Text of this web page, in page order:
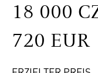
18 000
720 EUR